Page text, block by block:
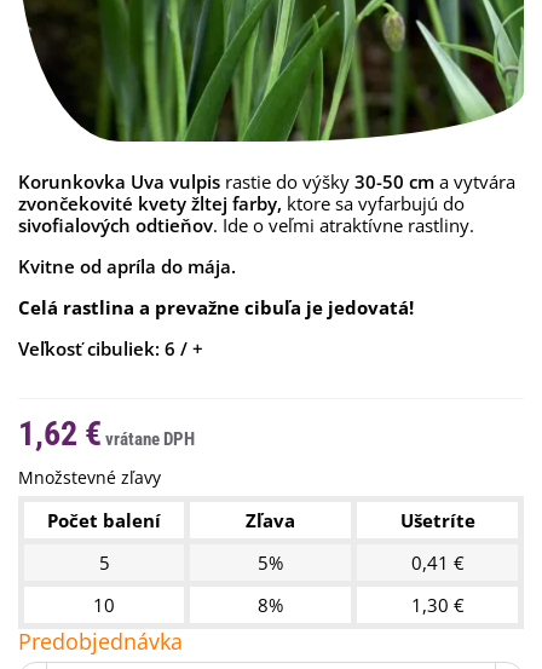
Korunkovka Uva vulpis rastie do výšky 30-50 cm a vytvára
zvončekovité kvety žltej farby, ktore sa vyfarbujú do
sivofialových odtieňov. Ide o veľmi atraktívne rastliny.
Kvitne od apríla do mája.
Celá rastlina a prevažne cibuľa je jedovatá!
Veľkosť cibuliek: 6 / +
1,62 €
Množstevné zľavy
Počet balení Zľava
Ušetríte
5
5%
0,41 €
10
8% 1,30 €
Predobjednávka